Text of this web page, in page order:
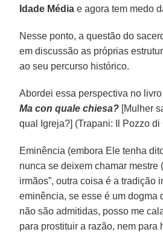
Idade Média e agora tem medo
Nesse ponto, a questão do
em discussão as próprias
ao seu percurso histórico.
Abordei essa perspectiva no
Ma con quale chiesa? [Mulher
qual Igreja?] (Trapani: Il Pozzo di
Eminência (embora Ele tenha
nunca se deixem chamar mestre
irmãos”, outra coisa é a tradição
eminência, se esse é um dogma
não são admitidas, posso me
para prostituir a razão, nem para